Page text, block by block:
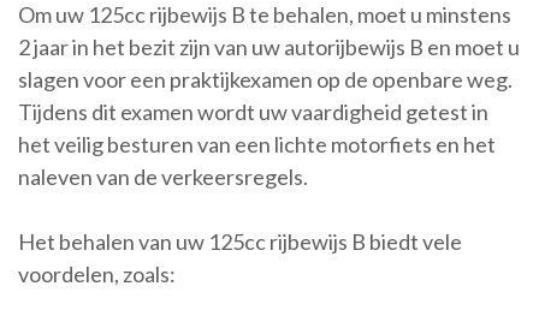
Om uw 125cc rijbewijs B te behalen, moet u minstens
2 jaar in het bezit zijn van uw autorijbewijs B en moet u
slagen voor een praktijkexamen op de openbare weg.
Tijdens dit examen wordt uw vaardigheid getest in
het veilig besturen van een lichte motorfiets en het
naleven van de verkeersregels.
Het behalen van uw 125cc rijbewijs B biedt vele
voordelen, zoals: